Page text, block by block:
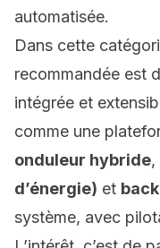
automatisée.
Dans cette
recommandée est
intégrée et
comme une
onduleur hybride,
d’énergie) et
système, avec